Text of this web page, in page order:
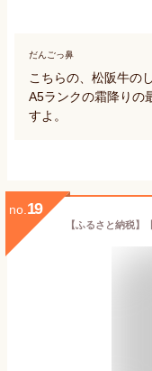
だんごっ鼻
こちらの、松阪牛の
A5ランクの霜降りの
すよ。
no. 19